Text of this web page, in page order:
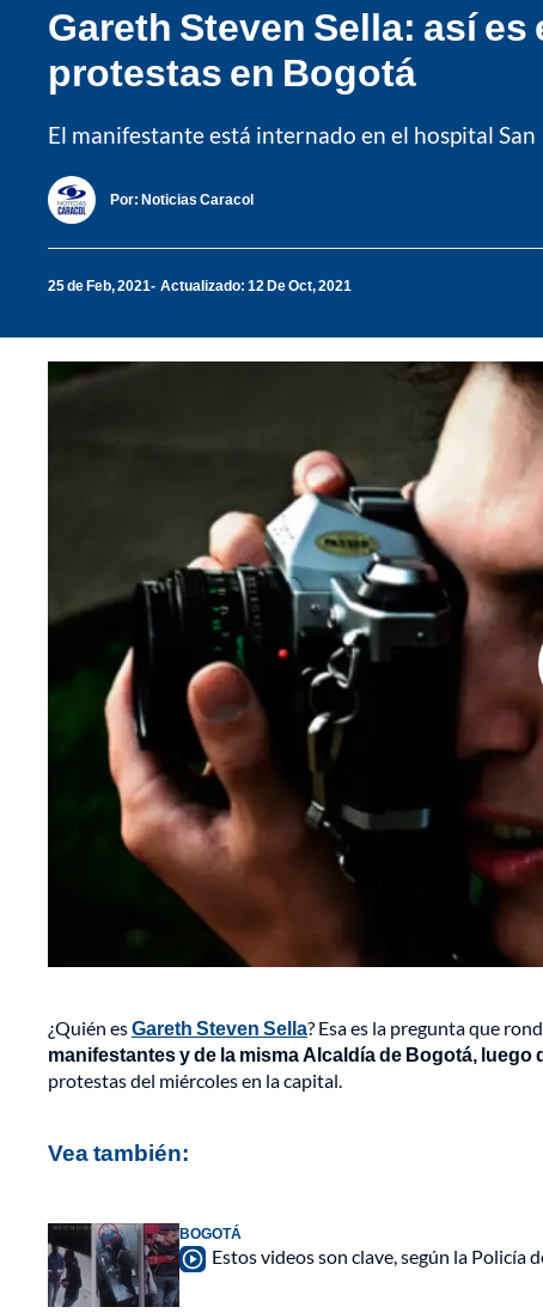
Gareth Steven Sella: así
protestas en Bogotá
El manifestante está internado en el hospital
Por: Noticias Caracol
25 de Feb, 2021 Actualizado: 12 De Oct, 2021
¿Quién esGareth Steven Sella? Esa es la pregunta que
manifestantes y de la misma Alcaldía de Bogotá,
protestas del miércoles en la capital.
Vea también:
BOGOTÁ
Estos videos son clave, según la Policía